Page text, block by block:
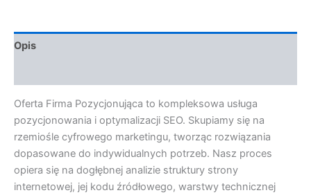
Opis
Oferta Firma Pozycjonująca to kompleksowa usługa
pozycjonowania i optymalizacji SEO. Skupiamy się na
rzemiośle cyfrowego marketingu, tworząc rozwiązania
dopasowane do indywidualnych potrzeb. Nasz proces
opiera się na dogłębnej analizie struktury strony
internetowej, jej kodu źródłowego, warstwy technicznej